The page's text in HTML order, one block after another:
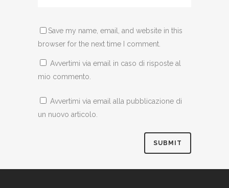
Save my name, email, and website in this
browser for the next time I comment.
Avvertimi via email in caso di risposte al
mio commento.
Avvertimi via email alla pubblicazione di
un nuovo articolo.